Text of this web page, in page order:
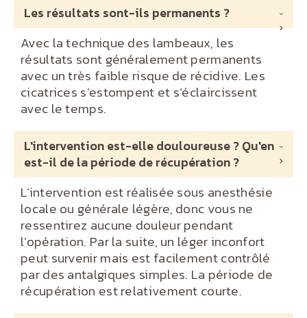
Les résultats sont-ils permanents ?
Avec la technique des lambeaux, les
résultats sont généralement permanents
avec un très faible risque de récidive. Les
cicatrices s’estompent et s’éclaircissent
avec le temps.
L'intervention est-elle douloureuse ? Qu'en
est-il de la période de récupération ?
L’intervention est réalisée sous anesthésie
locale ou générale légère, donc vous ne
ressentirez aucune douleur pendant
l’opération. Par la suite, un léger inconfort
peut survenir mais est facilement contrôlé
par des antalgiques simples. La période de
récupération est relativement courte.